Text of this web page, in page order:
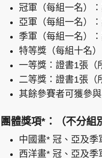
冠軍（每組一名）
亞軍（每組一名）
季軍（每組一名）
特等獎（每組十名
一等獎：證書1張（
二等獎：證書1張（
其餘參賽者可獲參
團體獎項*：（不分組
中國畫* 冠、亞及季
西洋畫* 冠、亞及